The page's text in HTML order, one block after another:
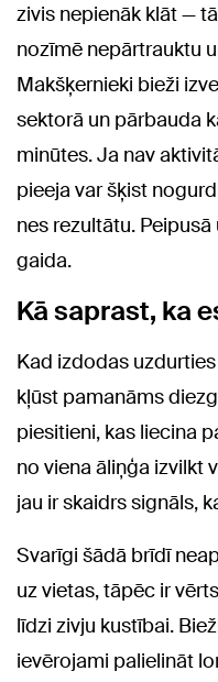
zivis nepienāk klāt —
nozīmē nepārtrauktu
Makšķernieki bieži
sektorā un pārbauda
minūtes. Ja nav
pieeja var šķist
nes rezultātu.
gaida.
Kā saprast, ka
Kad izdodas
kļūst pamanāms
piesitieni, kas liecina
no viena āliņģa izvilkt
jau ir skaidrs signāls,
Svarīgi šādā brīdī
uz vietas, tāpēc ir
līdzi zivju kustībai.
ievērojami palielināt